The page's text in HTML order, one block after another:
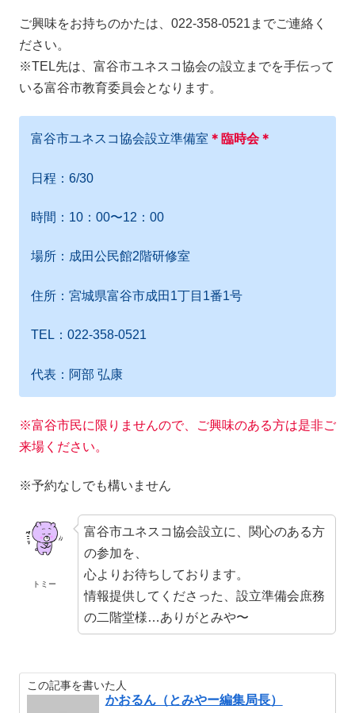
ご興味をお持ちのかたは、022-358-0521までご連絡く
ださい。
※TEL先は、富谷市ユネスコ協会の設立までを手伝って
いる富谷市教育委員会となります。
富谷市ユネスコ協会設立準備室 ＊臨時会＊
日程：6/30
時間：10：00〜12：00
場所：成田公民館2階研修室
住所：宮城県富谷市成田1丁目1番1号
TEL：022-358-0521
代表：阿部 弘康
※富谷市民に限りませんので、ご興味のある方は是非ご
来場ください。
※予約なしでも構いません
トミー
富谷市ユネスコ協会設立に、関心のある方
の参加を、
心よりお待ちしております。
情報提供してくださった、設立準備会庶務
の二階堂様…ありがとみや〜
この記事を書いた人
かおるん（とみやー編集局長）